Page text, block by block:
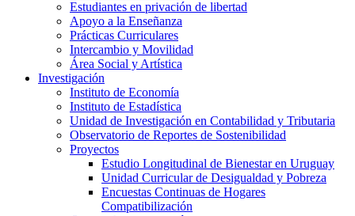
Estudiantes en privación de libertad
Apoyo a la Enseñanza
Prácticas Curriculares
Intercambio y Movilidad
Área Social y Artística
Investigación
Instituto de Economía
Instituto de Estadística
Unidad de Investigación en Contabilidad y Tributaria
Observatorio de Reportes de Sostenibilidad
Proyectos
Estudio Longitudinal de Bienestar en Uruguay
Unidad Curricular de Desigualdad y Pobreza
Encuestas Continuas de Hogares
Compatibilización